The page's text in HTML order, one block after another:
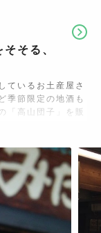
そる、
ているお土産屋さ
季節限定の地酒も
「高山団子」を販
けで焼いた素朴な